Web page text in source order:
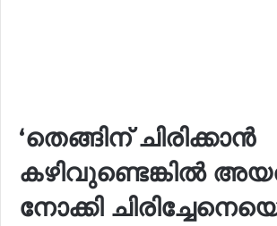
‘തെങ്ങിന് ചിരിക്കാൻ
കഴിവുണ്ടെങ്കിൽ
നോക്കി